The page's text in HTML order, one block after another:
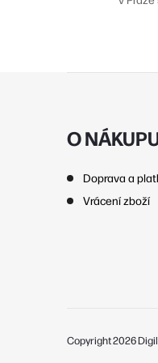
O
Doprava a
Vrácení zboží
Copyright 2026